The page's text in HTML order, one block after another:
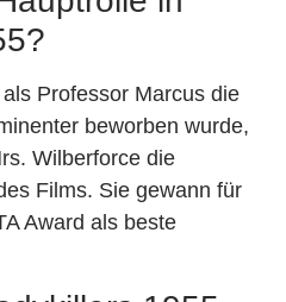
Professor Marcus die
beworben wurde,
Wilberforce die
Films. Sie gewann für
Award als beste